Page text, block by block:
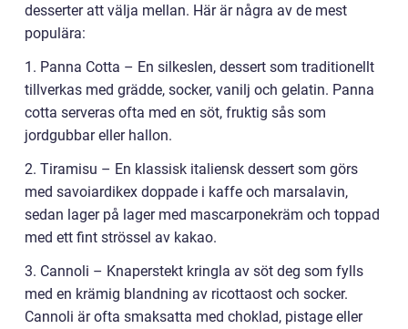
desserter att välja mellan. Här är några av de mest
populära:
1. Panna Cotta – En silkeslen, dessert som traditionellt
tillverkas med grädde, socker, vanilj och gelatin. Panna
cotta serveras ofta med en söt, fruktig sås som
jordgubbar eller hallon.
2. Tiramisu – En klassisk italiensk dessert som görs
med savoiardikex doppade i kaffe och marsalavin,
sedan lager på lager med mascarponekräm och toppad
med ett fint strössel av kakao.
3. Cannoli – Knaperstekt kringla av söt deg som fylls
med en krämig blandning av ricottaost och socker.
Cannoli är ofta smaksatta med choklad, pistage eller